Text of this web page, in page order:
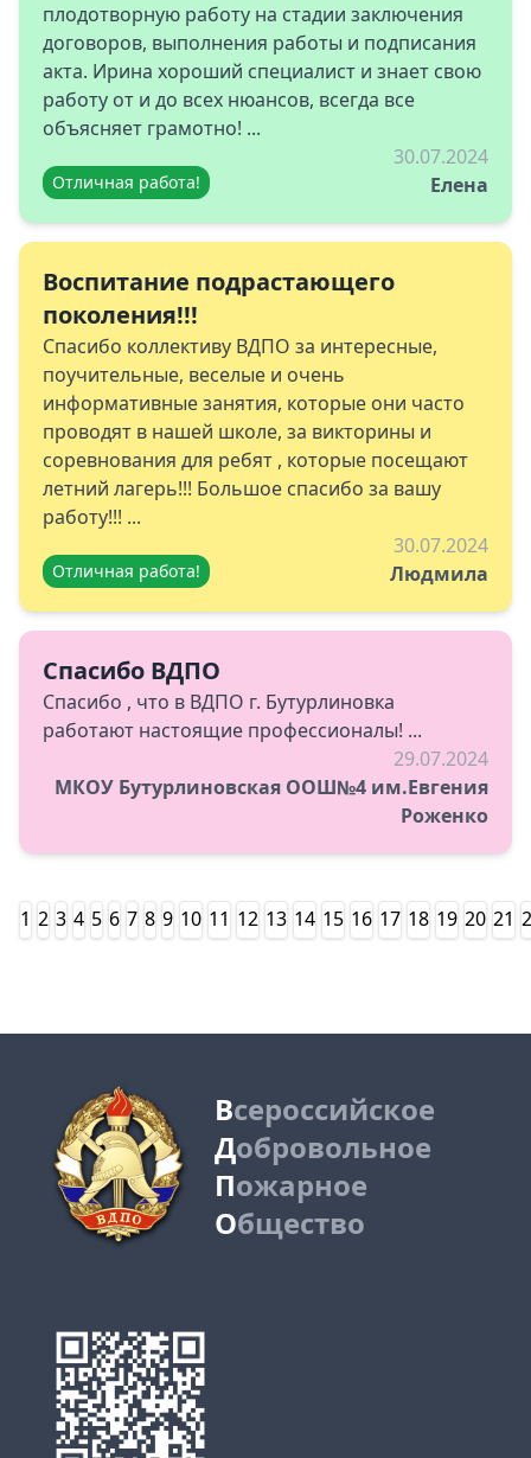
плодотворную работу на стадии заключения
договоров, выполнения работы и подписания
акта. Ирина хороший специалист и знает свою
работу от и до всех нюансов, всегда все
объясняет грамотно! ...
Отличная работа!
30.07.2024
Елена
Воспитание подрастающего
поколения!!!
Спасибо коллективу ВДПО за интересные,
поучительные, веселые и очень
информативные занятия, которые они часто
проводят в нашей школе, за викторины и
соревнования для ребят , которые посещают
летний лагерь!!! Большое спасибо за вашу
работу!!! ...
Отличная работа!
30.07.2024
Людмила
Спасибо ВДПО
Спасибо , что в ВДПО г. Бутурлиновка
работают настоящие профессионалы! ...
29.07.2024
МКОУ Бутурлиновская ООШ№4 им.Евгения
Роженко
1 2 3 4 5 6 7 8 9 10 11 12 13 14 15 16 17 18 19 20 21
Всероссийское
Добровольное
Пожарное
Общество